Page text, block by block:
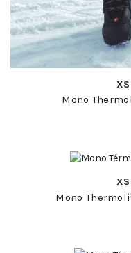
XS
Mono
XS
Mono